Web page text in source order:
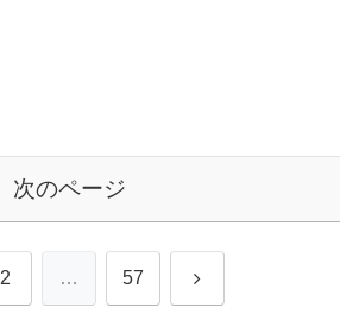
次のページ
2 … 57 次